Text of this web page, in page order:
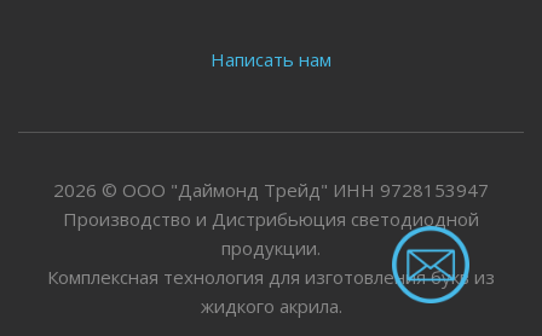
Написать нам
2026 © ООО "Даймонд Трейд" ИНН 9728153947
Производство и Дистрибьюция светодиодной
продукции.
Комплексная технология для изготовления букв из
жидкого акрила.